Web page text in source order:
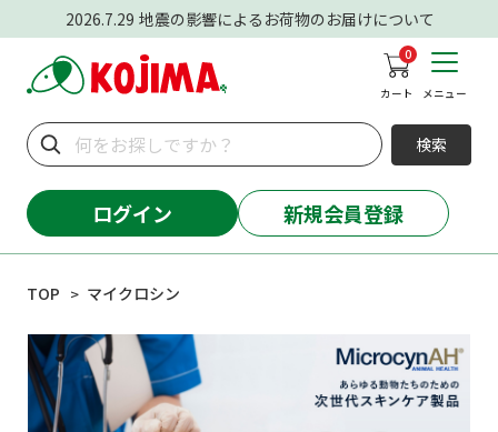
2026.7.29 地震の影響によるお荷物のお届けについて
0
カート メニュー
検索
ログイン 新規会員登録
TOP マイクロシン